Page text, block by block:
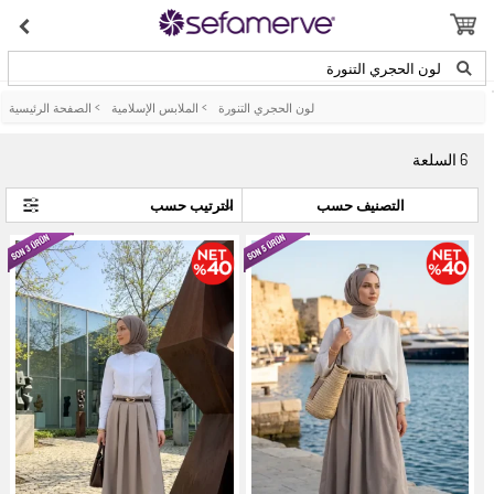
لون الحجري التنورة
الصفحة الرئيسية > الملابس الإسلامية > لون الحجري التنورة
6السلعة
التصنيف حسب